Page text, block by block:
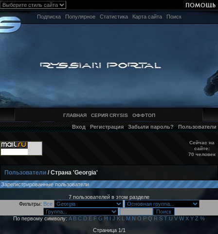
Подписка Популярное Статистика Карта сайта Поиск
ГЛАВНАЯ СЕРИЯ CRYSIS ОФФТОП
Вход Регистрация Забыли пароль? Пользователи
Сейчас на
сайте:
70 человек
Пользователи / Страна 'Georgia'
Зарегистрированные пользователи
7 пользователей в этом разделе
Фильтры: Все
По первому символу: A B C D E F G H I J K L M N O P Q R S T U V W X Y Z %
Страница 1/1